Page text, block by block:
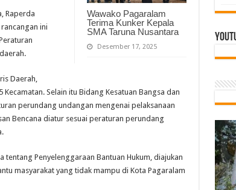
Wawako Pagaralam
Terima Kunker Kepala
SMA Taruna Nusantara
Desember 17, 2025
Raperda
ini
Daerah,
Selain itu Bidang Kesatuan Bangsa dan
perundang undangan mengenai pelaksanaan
Bencana diatur sesuai peraturan perundang
tentang Penyelenggaraan Bantuan Hukum, diajukan
masyarakat yang tidak mampu di Kota Pagaralam